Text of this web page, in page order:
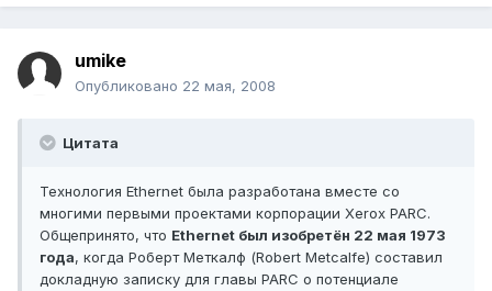
umike
Опубликовано 22 мая, 2008
Цитата
Технология Ethernet была разработана вместе со
многими первыми проектами корпорации Xerox PARC.
Общепринято, что Ethernet был изобретён 22 мая 1973
года, когда Роберт Меткалф (Robert Metcalfe) составил
докладную записку для главы PARC о потенциале